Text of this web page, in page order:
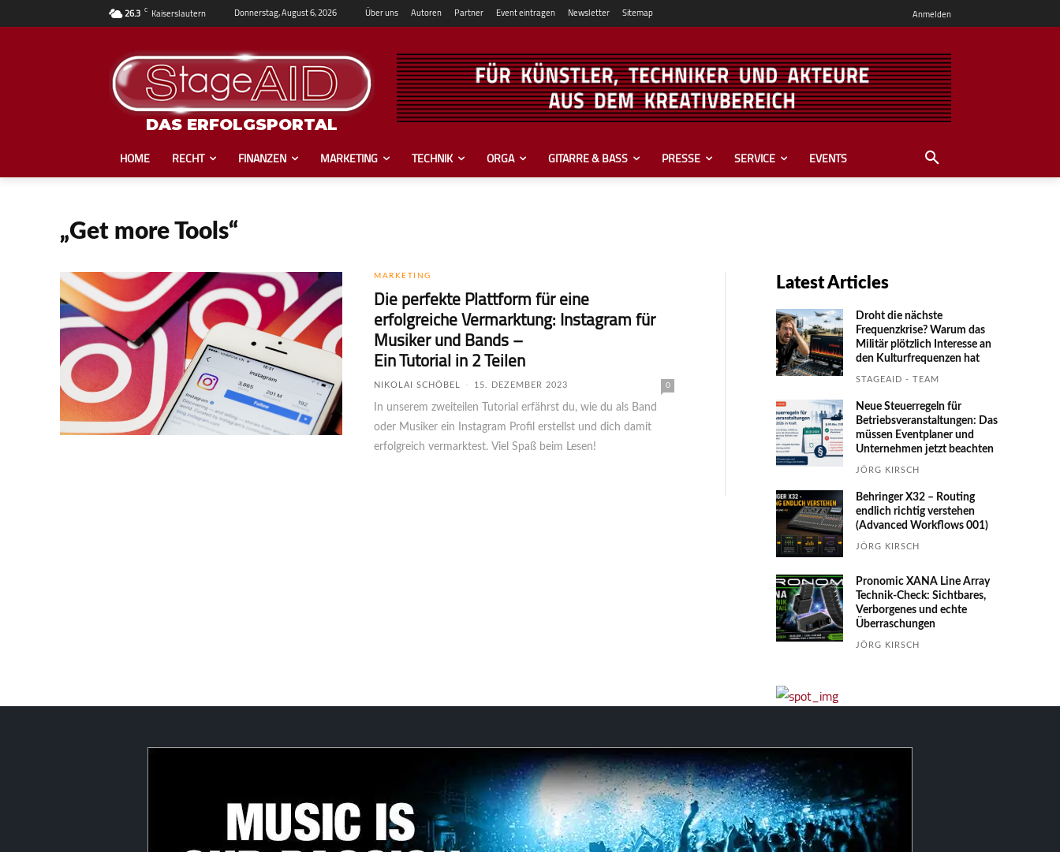
26.3 C Kaiserslautern Donnerstag, August 6, 2026 Über uns Autoren Partner Event eintragen Newsletter Sitemap Anmelden
DAS ERFOLGSPORTAL
HOME RECHT FINANZEN MARKETING TECHNIK ORGA GITARRE & BASS PRESSE SERVICE EVENTS
„Get more Tools“
MARKETING
Die perfekte Plattform für eine
erfolgreiche Vermarktung: Instagram für
Musiker und Bands –
Ein Tutorial in 2 Teilen
NIKOLAI SCHÖBEL - 15. DEZEMBER 2023 0
In unserem zweiteilen Tutorial erfährst du, wie du als Band
oder Musiker ein Instagram Profil erstellst und dich damit
erfolgreich vermarktest. Viel Spaß beim Lesen!
Latest Articles
Droht die nächste
Frequenzkrise? Warum das
Mili­tär plötzlich Inte­resse an
den Kultur­fre­quen­zen hat
STAGEAID - TEAM
Neue Steuerregeln für
Betriebs­ver­an­stal­tungen: Das
müssen Event­planer und
Unter­nehmen jetzt beachten
JÖRG KIRSCH
Behringer X32 – Routing
endlich richtig verstehen
(Advanced Workflows 001)
JÖRG KIRSCH
Pronomic XANA Line Array
Technik-Check: Sichtbares,
Verborgenes und echte
Überraschungen
JÖRG KIRSCH